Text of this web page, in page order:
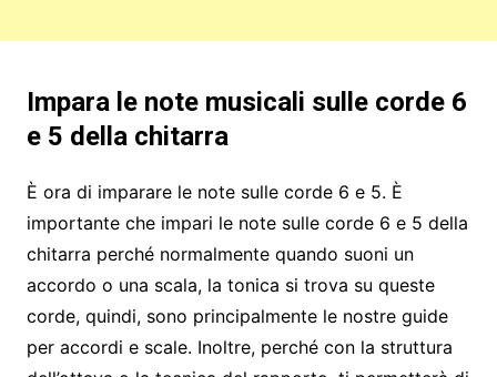
Impara le note musicali sulle corde 6
e 5 della chitarra
È ora di imparare le note sulle corde 6 e 5. È
importante che impari le note sulle corde 6 e 5 della
chitarra perché normalmente quando suoni un
accordo o una scala, la tonica si trova su queste
corde, quindi, sono principalmente le nostre guide
per accordi e scale. Inoltre, perché con la struttura